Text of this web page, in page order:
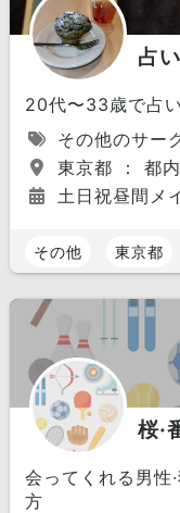
占
20代〜33歳で占
その他のサー
東京都 ： 都
土日祝昼間メ
その他 東京都
桜·
会ってくれる男性
方